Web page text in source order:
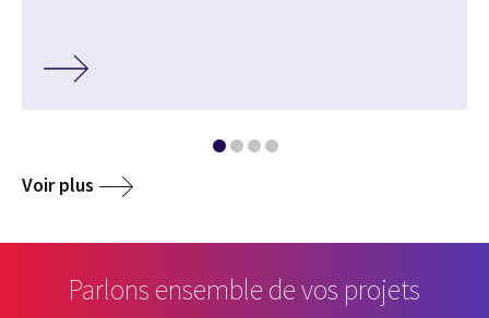
Voir plus
Parlons ensemble de vos projets